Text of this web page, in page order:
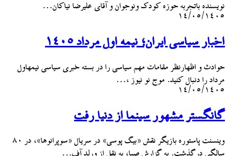
نویسنده باتجربه حوزه کودک ونوجوان و آقای علیرضا نیاکان…
۱۴/۰۵/۱۴۰۵
اخبار سیاسی ایران؛ نیمه اول مرداد ۱۴۰۵
حوادث و اظهارنظر مقامات مهم سیاسی را در بسته خبری سیاسی نیمهاول
مرداد را دنبال کنید. موج نو نیوز ،…
۱۴/۰۵/۱۴۰۵
گانگستر مشهور سینما از دنیا رفت
وینسنت پاستوره بازیگر نقش «بیگ پوسی» در سریال «سوپرانوها»، در ۸۰